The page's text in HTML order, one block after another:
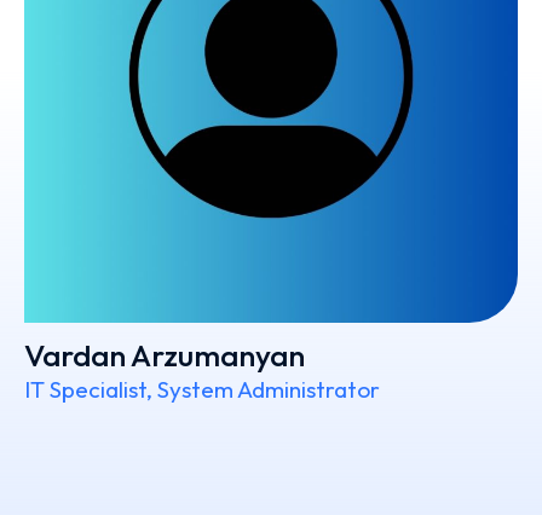
Vardan Arzumanyan
IT Specialist, System Administrator